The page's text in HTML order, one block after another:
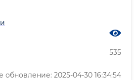
535
обновление: 2025-04-30 16:34:54